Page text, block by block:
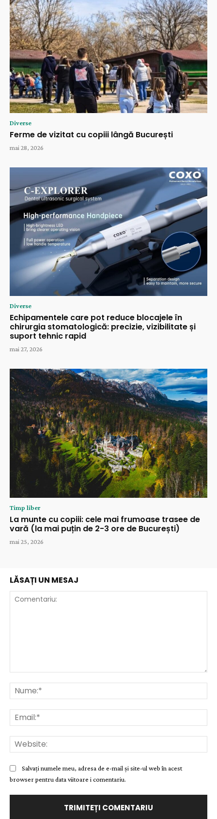
Diverse
Ferme de vizitat cu copiii lângă București
mai 28, 2026
Diverse
Echipamentele care pot reduce blocajele în
chirurgia stomatologică: precizie, vizibilitate și
suport tehnic rapid
mai 27, 2026
Timp liber
La munte cu copiii: cele mai frumoase trasee de
vară (la mai puțin de 2-3 ore de București)
mai 25, 2026
LĂSAȚI UN MESAJ
Salvați numele meu, adresa de e-mail și site-ul web în acest
browser pentru data viitoare i comentariu.